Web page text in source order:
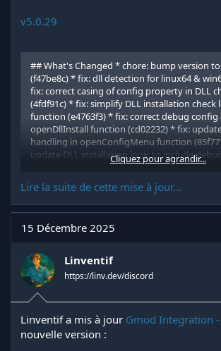
v5.0.29
## What's Changed * chore: bump version to
(f47be8c) * fix: dll detection for linux64 &
fix: correct casing of config property in DLL
(4fdf91c) * fix: simplify DLL installation check
function (e4763f3) * fix: correct debug config
openDllInstall function (cd02232) * fix:
handling in openConfigMenu function
update DLL installation logic to include
Full Changelog...
Cliquez pour agrandir...
Lire la suite de cette mise à jour...
15 Décembre 2025
Linventif
https://linv.dev/discord
Linventif a mis à jour Gmod Integration -
nouvelle version :